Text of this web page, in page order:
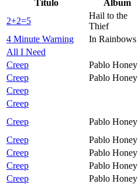
Título Álbum
2+2=5
Hail to the
Thief
4 Minute Warning
In Rainbows
All I Need
Creep
Pablo Honey
Creep
Pablo Honey
Creep
Creep
Creep
Pablo Honey
Creep
Pablo Honey
Creep
Pablo Honey
Creep
Pablo Honey
Creep
Pablo Honey